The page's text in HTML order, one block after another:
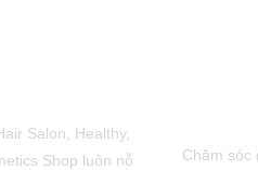
Salon, Healthy,
Shop luôn nỗ
Chăm sóc